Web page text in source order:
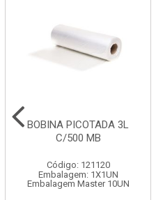
BOBINA PICOTADA 3L
C/500 MB
Código: 121120
Embalagem: 1X1UN
Embalagem Master 10UN